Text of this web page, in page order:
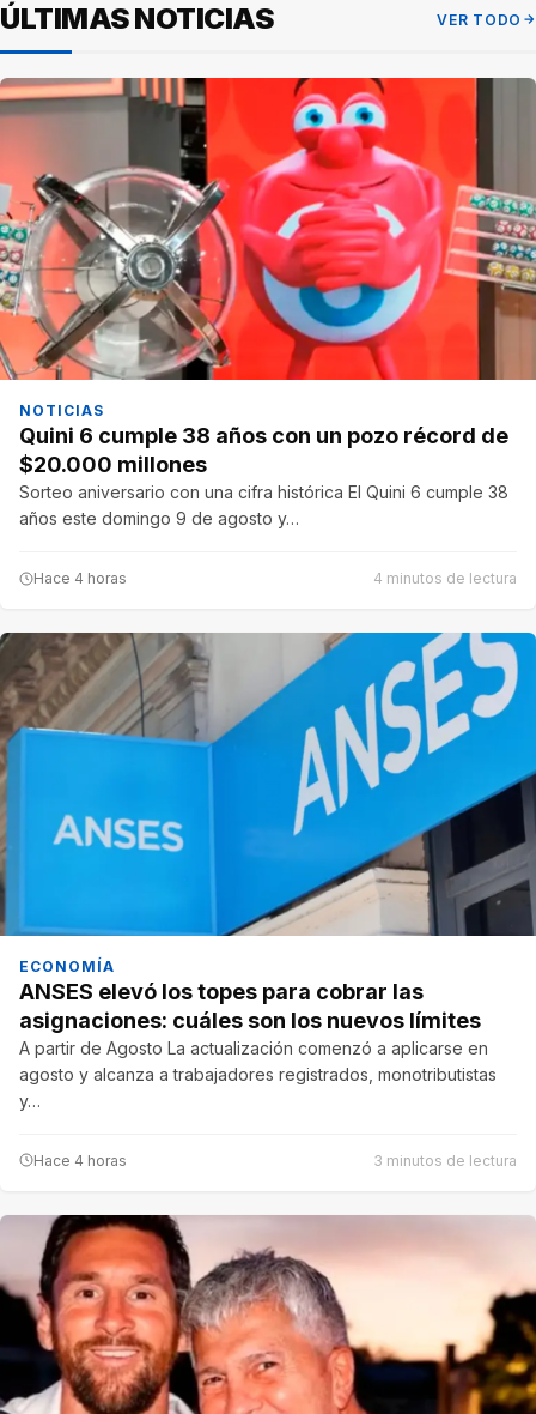
ÚLTIMAS NOTICIAS VER TODO
NOTICIAS
Quini 6 cumple 38 años con un pozo récord de
$20.000 millones
Sorteo aniversario con una cifra histórica El Quini 6 cumple 38
años este domingo 9 de agosto y…
Hace 4 horas 4 minutos de lectura
ECONOMÍA
ANSES elevó los topes para cobrar las
asignaciones: cuáles son los nuevos límites
A partir de Agosto La actualización comenzó a aplicarse en
agosto y alcanza a trabajadores registrados, monotributistas
y…
Hace 4 horas 3 minutos de lectura